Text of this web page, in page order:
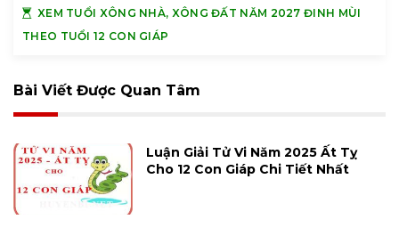
XEM TUỔI XÔNG NHÀ, XÔNG ĐẤT NĂM 2027 ĐINH MÙI
THEO TUỔI 12 CON GIÁP
Bài Viết Được Quan Tâm
Luận Giải Tử Vi Năm 2025 Ất Tỵ
Cho 12 Con Giáp Chi Tiết Nhất